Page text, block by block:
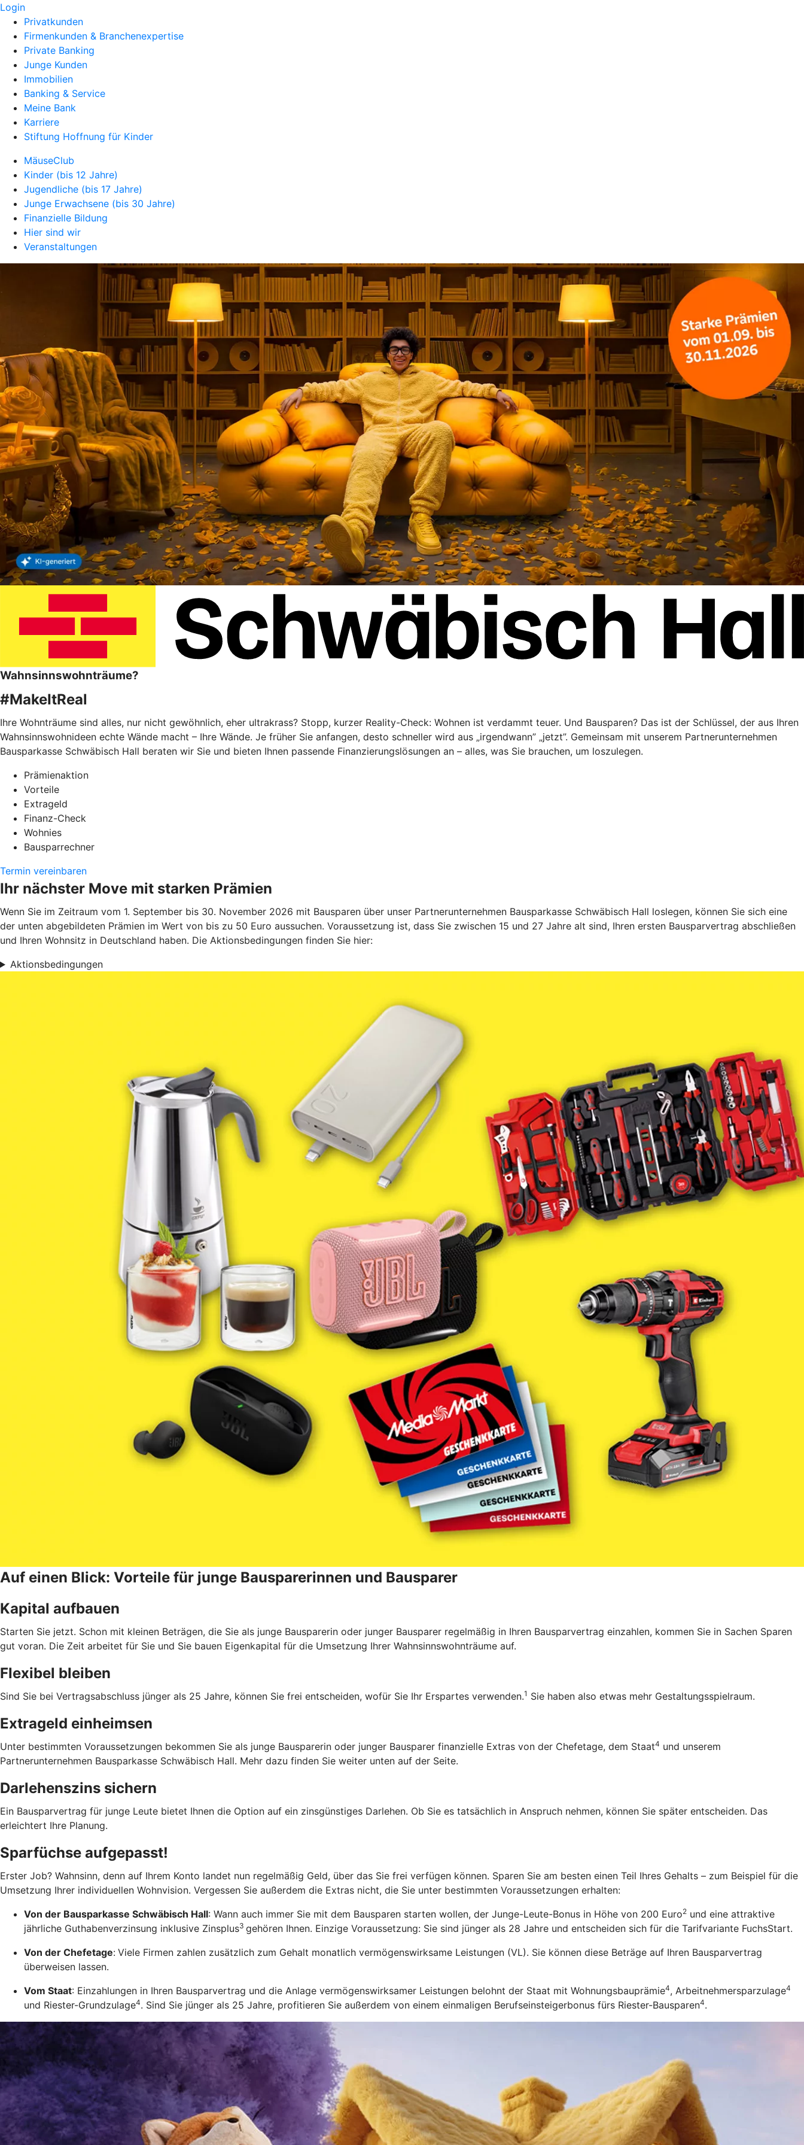
Login
Privatkunden
Firmenkunden & Branchenexpertise
Private Banking
Junge Kunden
Immobilien
Banking & Service
Meine Bank
Karriere
Stiftung Hoffnung für Kinder
MäuseClub
Kinder (bis 12 Jahre)
Jugendliche (bis 17 Jahre)
Junge Erwachsene (bis 30 Jahre)
Finanzielle Bildung
Hier sind wir
Veranstaltungen
Wahnsinnswohnträume?
#MakeItReal
Ihre Wohnträume sind alles, nur nicht gewöhnlich, eher ultrakrass? Stopp, kurzer Reality-Check: Wohnen ist verdammt teuer. Und Bausparen? Das ist der Schlüssel, der aus Ihren
Wahnsinnswohnideen echte Wände macht – Ihre Wände. Je früher Sie anfangen, desto schneller wird aus „irgendwann” „jetzt”. Gemeinsam mit unserem Partnerunternehmen
Bausparkasse Schwäbisch Hall beraten wir Sie und bieten Ihnen passende Finanzierungslösungen an – alles, was Sie brauchen, um loszulegen.
Prämienaktion
Vorteile
Extrageld
Finanz-Check
Wohnies
Bausparrechner
Termin vereinbaren
Ihr nächster Move mit starken Prämien
Wenn Sie im Zeitraum vom 1. September bis 30. November 2026 mit Bausparen über unser Partnerunternehmen Bausparkasse Schwäbisch Hall loslegen, können Sie sich eine
der unten abgebildeten Prämien im Wert von bis zu 50 Euro aussuchen. Voraussetzung ist, dass Sie zwischen 15 und 27 Jahre alt sind, Ihren ersten Bausparvertrag abschließen
und Ihren Wohnsitz in Deutschland haben. Die Aktionsbedingungen finden Sie hier:
Aktionsbedingungen
Auf einen Blick: Vorteile für junge Bausparerinnen und Bausparer
Kapital aufbauen
Starten Sie jetzt. Schon mit kleinen Beträgen, die Sie als junge Bausparerin oder junger Bausparer regelmäßig in Ihren Bausparvertrag einzahlen, kommen Sie in Sachen Sparen
gut voran. Die Zeit arbeitet für Sie und Sie bauen Eigenkapital für die Umsetzung Ihrer Wahnsinnswohnträume auf.
Flexibel bleiben
Sind Sie bei Vertragsabschluss jünger als 25 Jahre, können Sie frei entscheiden, wofür Sie Ihr Erspartes verwenden.1 Sie haben also etwas mehr Gestaltungsspielraum.
Extrageld einheimsen
Unter bestimmten Voraussetzungen bekommen Sie als junge Bausparerin oder junger Bausparer finanzielle Extras von der Chefetage, dem Staat4 und unserem
Partnerunternehmen Bausparkasse Schwäbisch Hall. Mehr dazu finden Sie weiter unten auf der Seite.
Darlehenszins sichern
Ein Bausparvertrag für junge Leute bietet Ihnen die Option auf ein zinsgünstiges Darlehen. Ob Sie es tatsächlich in Anspruch nehmen, können Sie später entscheiden. Das
erleichtert Ihre Planung.
Sparfüchse aufgepasst!
Erster Job? Wahnsinn, denn auf Ihrem Konto landet nun regelmäßig Geld, über das Sie frei verfügen können. Sparen Sie am besten einen Teil Ihres Gehalts – zum Beispiel für die
Umsetzung Ihrer individuellen Wohnvision. Vergessen Sie außerdem die Extras nicht, die Sie unter bestimmten Voraussetzungen erhalten:
Von der Bausparkasse Schwäbisch Hall: Wann auch immer Sie mit dem Bausparen starten wollen, der Junge-Leute-Bonus in Höhe von 200 Euro2 und eine attraktive
jährliche Guthabenverzinsung inklusive Zinsplus3 gehören Ihnen. Einzige Voraussetzung: Sie sind jünger als 28 Jahre und entscheiden sich für die Tarifvariante FuchsStart.
Von der Chefetage: Viele Firmen zahlen zusätzlich zum Gehalt monatlich vermögenswirksame Leistungen (VL). Sie können diese Beträge auf Ihren Bausparvertrag
überweisen lassen.
Vom Staat: Einzahlungen in Ihren Bausparvertrag und die Anlage vermögenswirksamer Leistungen belohnt der Staat mit Wohnungsbauprämie4, Arbeitnehmersparzulage4
und Riester-Grundzulage4. Sind Sie jünger als 25 Jahre, profitieren Sie außerdem von einem einmaligen Berufseinsteigerbonus fürs Riester-Bausparen4.